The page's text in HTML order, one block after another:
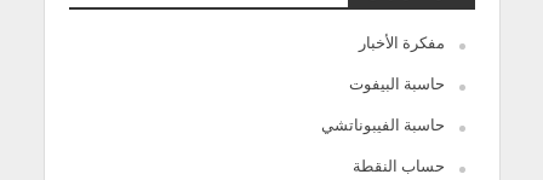
مفكرة الأخبار
حاسبة البيفوت
حاسبة الفيبوناتشي
حساب النقطة